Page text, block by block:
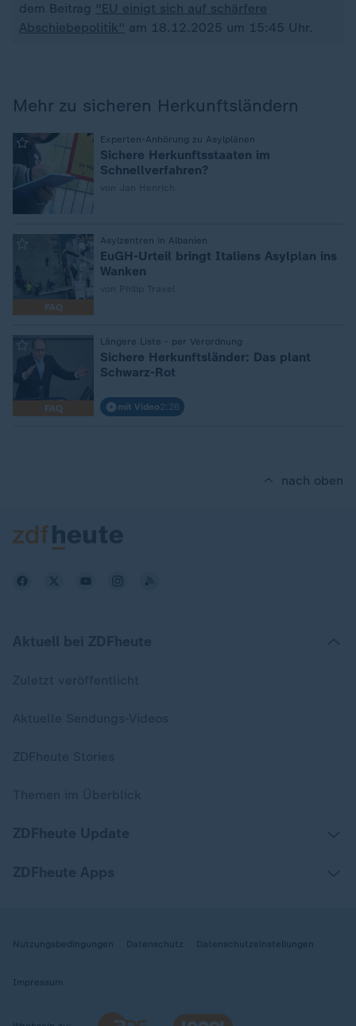
dem Beitrag "EU einigt sich auf schärfere
Abschiebepolitik" am 18.12.2025 um 15:45 Uhr.
Mehr zu sicheren Herkunftsländern
Experten-Anhörung zu Asylplänen
Sichere Herkunftsstaaten im
Schnellverfahren?
FAQ
Asylzentren in Albanien
EuGH-Urteil bringt Italiens Asylplan ins
Wanken
FAQ
Längere Liste - per Verordnung
Sichere Herkunftsländer: Das plant
Schwarz-Rot
mit Video2:26
nach oben
Nutzungsbedingungen Datenschutz Datenschutzeinstellungen
Impressum